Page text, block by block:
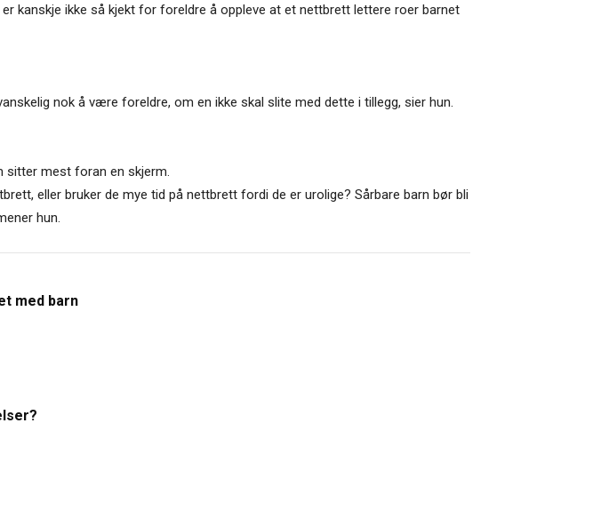
kanskje ikke så kjekt for foreldre å oppleve at et nettbrett lettere roer barnet
nok å være foreldre, om en ikke skal slite med dette i tillegg, sier hun.
sitter mest foran en skjerm.
eller bruker de mye tid på nettbrett fordi de er urolige? Sårbare barn bør bli
hun.
med barn